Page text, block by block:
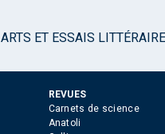
ARTS ET ESSAIS
REVUES
Carnets de science
Anatoli